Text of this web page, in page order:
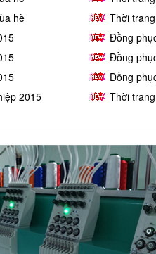
hè
Thời
Đồng
Đồng
Đồng
2015
Thời